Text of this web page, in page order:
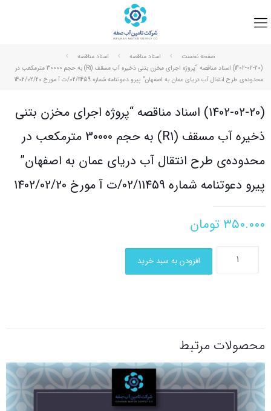
صفحه نخست اسناد مناقصه
اسناد مناقصه
(1402-02-20) اسناد مناقصه “پروژه اجرای مخزن بتنی ذخیره آب مسقف (R1) به حجم 30000 مترمکعب در
محدوده‌ی طرح انتقال آب دریای عمان به اصفهان” پیرو دعوتنامه شماره 02/11459/ت آ مورخ 1402/02/20
(1402-02-20) اسناد مناقصه “پروژه اجرای مخزن بتنی
ذخیره آب مسقف (R1) به حجم 30000 مترمکعب در
محدوده‌ی طرح انتقال آب دریای عمان به اصفهان”
پیرو دعوتنامه شماره 02/11459/ت آ مورخ 1402/02/20
۳۵۰.۰۰۰ تومان
افزودن به سبد خرید
محصولات مرتبط